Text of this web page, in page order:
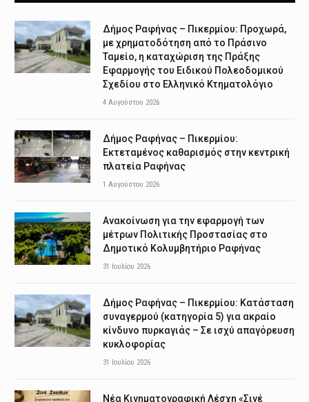
Δήμος Ραφήνας – Πικερμίου: Προχωρά,
με χρηματοδότηση από το Πράσινο
Ταμείο, η καταχώριση της Πράξης
Εφαρμογής του Ειδικού Πολεοδομικού
Σχεδίου στο Ελληνικό Κτηματολόγιο
4 Αυγούστου 2026
Δήμος Ραφήνας – Πικερμίου:
Εκτεταμένος καθαρισμός στην κεντρική
πλατεία Ραφήνας
1 Αυγούστου 2026
Ανακοίνωση για την εφαρμογή των
μέτρων Πολιτικής Προστασίας στο
Δημοτικό Κολυμβητήριο Ραφήνας
31 Ιουλίου 2026
Δήμος Ραφήνας – Πικερμίου: Κατάσταση
συναγερμού (κατηγορία 5) για ακραίο
κίνδυνο πυρκαγιάς – Σε ισχύ απαγόρευση
κυκλοφορίας
31 Ιουλίου 2026
Νέα Κινηματογραφική Λέσχη «Σινέ